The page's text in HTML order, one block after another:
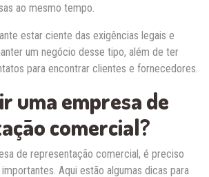
ao mesmo tempo.
estar ciente das exigências legais e
um negócio desse tipo, além de ter
para encontrar clientes e fornecedores.
uma empresa de
comercial?
de representação comercial, é preciso
Aqui estão algumas dicas para